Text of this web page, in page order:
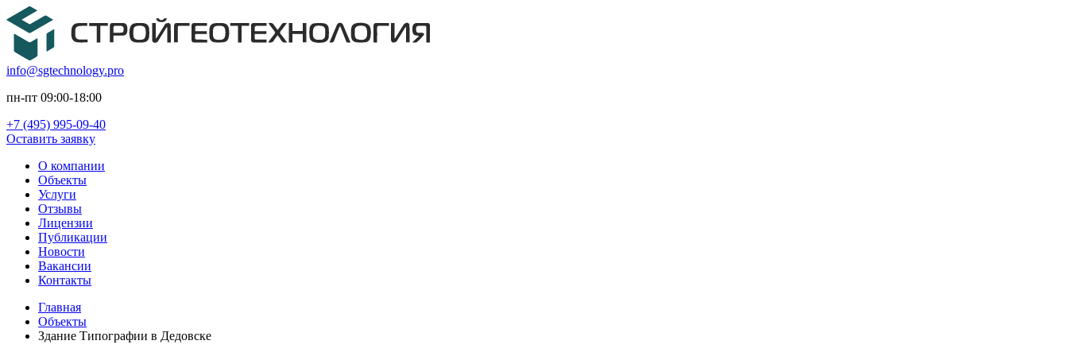
info@sgtechnology.pro
пн-пт 09:00-18:00
+7 (495) 995-09-40
Оставить заявку
О компании
Объекты
Услуги
Отзывы
Лицензии
Публикации
Новости
Вакансии
Контакты
Главная
Объекты
Здание Типографии в Дедовске